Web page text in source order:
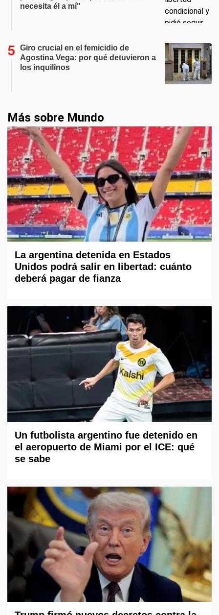
necesita él a mí"
Giro crucial en el femicidio de
Agostina Vega: por qué detuvieron a
los inquilinos
Más sobre Mundo
La argentina detenida en Estados
Unidos podrá salir en libertad: cuánto
deberá pagar de fianza
Un futbolista argentino fue detenido en
el aeropuerto de Miami por el ICE: qué
se sabe